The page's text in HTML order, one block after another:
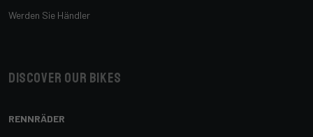
Werden Sie Händler
Discover our bikes
RENNRÄDER